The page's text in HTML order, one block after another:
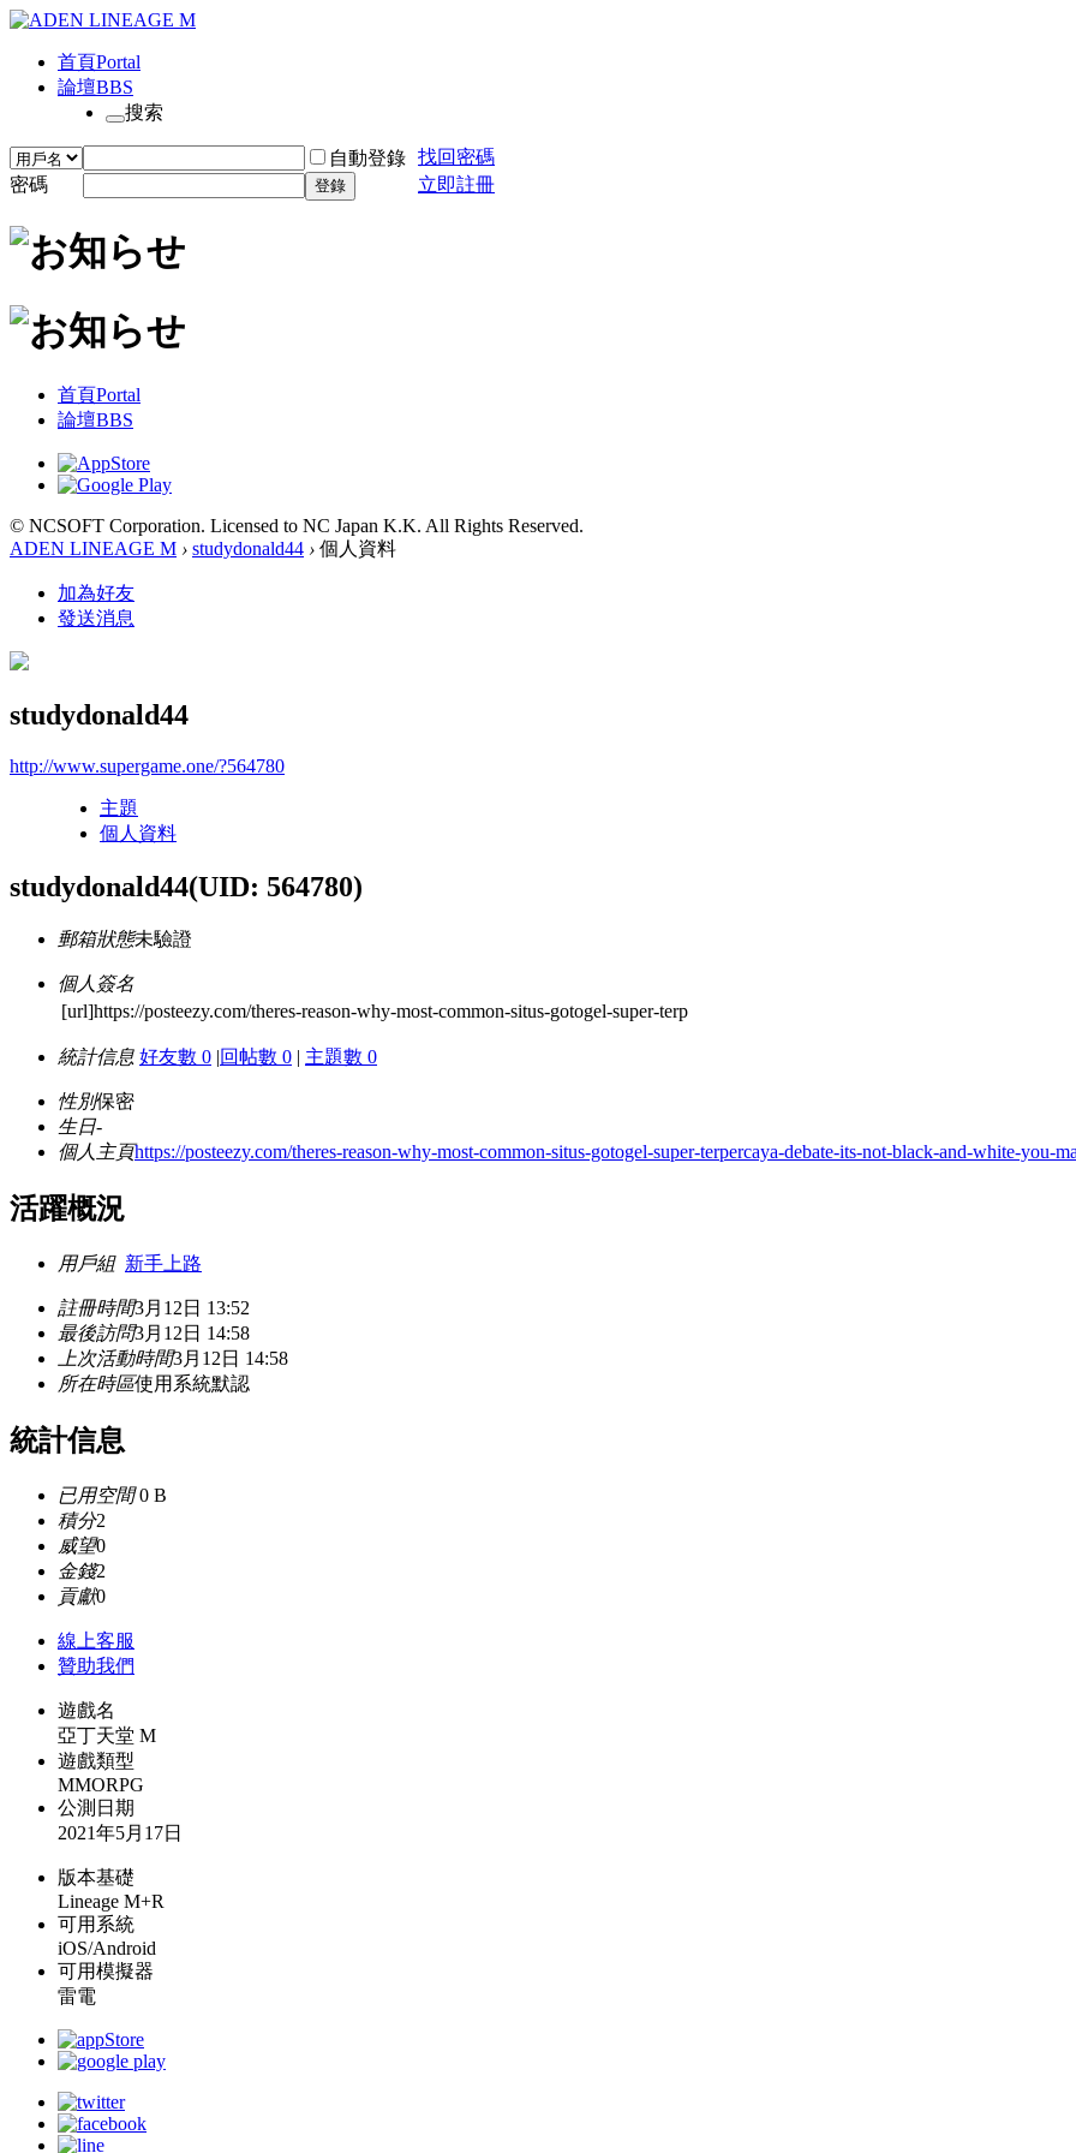
首頁Portal
論壇BBS
搜索
自動登錄 找回密碼
密碼
登錄 立即註冊
首頁Portal
論壇BBS
© NCSOFT Corporation. Licensed to NC Japan K.K. All Rights Reserved.
ADEN LINEAGE M › studydonald44 › 個人資料
加為好友
發送消息
studydonald44
http://www.supergame.one/?564780
主題
個人資料
studydonald44(UID: 564780)
郵箱狀態未驗證
個人簽名
[url]https://posteezy.com/theres-reason-why-most-common-situs-gotogel-super-terp
統計信息 好友數 0 |回帖數 0 | 主題數 0
性別保密
生日-
個人主頁https://posteezy.com/theres-reason-why-most-common-situs-gotogel-super-terpercaya-debate-its-not-black-and-white-you-
活躍概況
用戶組 新手上路
註冊時間3月12日 13:52
最後訪問3月12日 14:58
上次活動時間3月12日 14:58
所在時區使用系統默認
統計信息
已用空間0 B
積分2
威望0
金錢2
貢獻0
線上客服
贊助我們
遊戲名
亞丁天堂 M
遊戲類型
MMORPG
公測日期
2021年5月17日
版本基礎
Lineage M+R
可用系統
iOS/Android
可用模擬器
雷電